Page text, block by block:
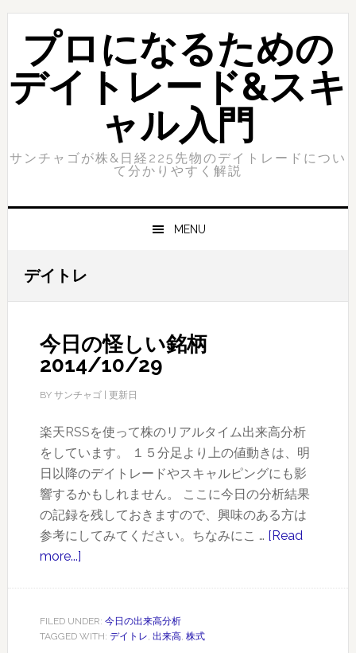
Skip
primary
navigation
Skip
contentプロになるための
デイトレード&スキ
ャル入門
サンチャゴが株&日経225先物のデイトレードについ
て分かりやすく解説
MENU
デイトレ
今日の怪しい銘柄
2014/10/29
BY サンチャゴ| 更新日
楽天RSSを使って株のリアルタイム出来高分析
をしています。 １５分足より上の値動きは、明
日以降のデイトレードやスキャルピングにも影
響するかもしれません。 ここに今日の分析結果
の記録を残しておきますので、興味のある方は
参考にしてみてください。ちなみにこ … [Read
more...]
の
怪
FILED UNDER: 今日の出来高分析
TAGGED WITH: デイトレ, 出来高, 株式